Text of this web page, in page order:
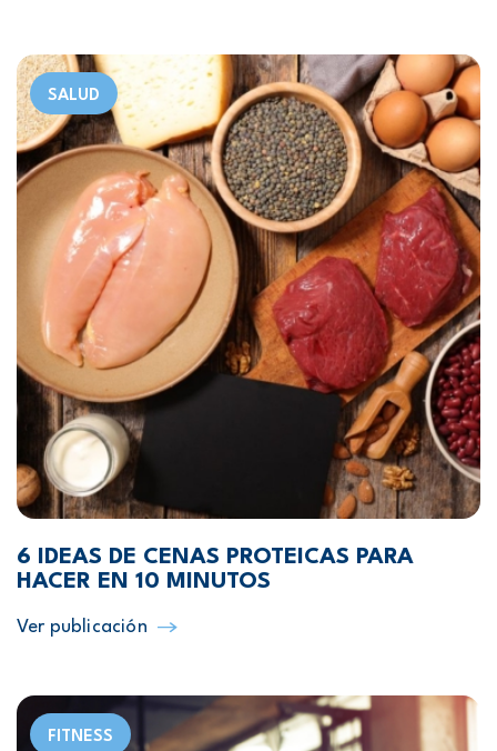
SALUD
6 IDEAS DE CENAS PROTEICAS PARA
HACER EN 10 MINUTOS
Ver publicación
FITNESS